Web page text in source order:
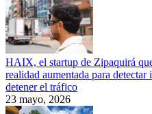
HAIX, el startup de Zipaquirá
realidad aumentada para
detener el tráfico
23 mayo, 2026